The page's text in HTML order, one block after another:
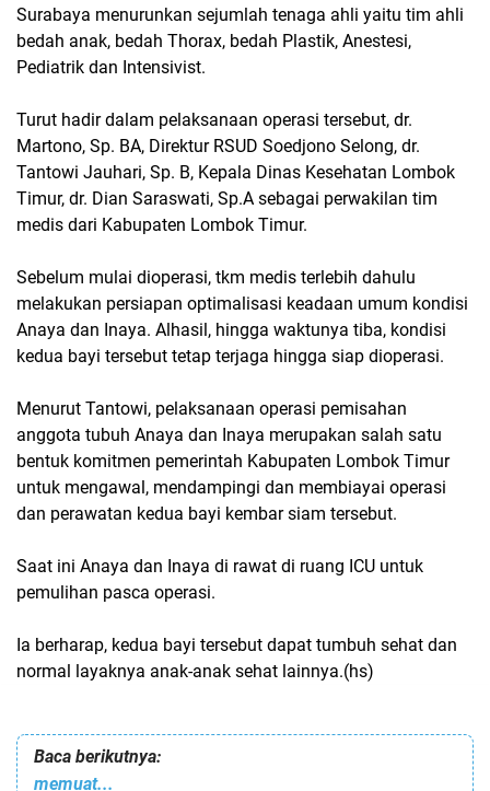
Surabaya menurunkan sejumlah tenaga ahli yaitu tim ahli
bedah anak, bedah Thorax, bedah Plastik, Anestesi,
Pediatrik dan Intensivist.
Turut hadir dalam pelaksanaan operasi tersebut, dr.
Martono, Sp. BA, Direktur RSUD Soedjono Selong, dr.
Tantowi Jauhari, Sp. B, Kepala Dinas Kesehatan Lombok
Timur, dr. Dian Saraswati, Sp.A sebagai perwakilan tim
medis dari Kabupaten Lombok Timur.
Sebelum mulai dioperasi, tkm medis terlebih dahulu
melakukan persiapan optimalisasi keadaan umum kondisi
Anaya dan Inaya. Alhasil, hingga waktunya tiba, kondisi
kedua bayi tersebut tetap terjaga hingga siap dioperasi.
Menurut Tantowi, pelaksanaan operasi pemisahan
anggota tubuh Anaya dan Inaya merupakan salah satu
bentuk komitmen pemerintah Kabupaten Lombok Timur
untuk mengawal, mendampingi dan membiayai operasi
dan perawatan kedua bayi kembar siam tersebut.
Saat ini Anaya dan Inaya di rawat di ruang ICU untuk
pemulihan pasca operasi.
Ia berharap, kedua bayi tersebut dapat tumbuh sehat dan
normal layaknya anak-anak sehat lainnya.(hs)
Baca berikutnya:
memuat...